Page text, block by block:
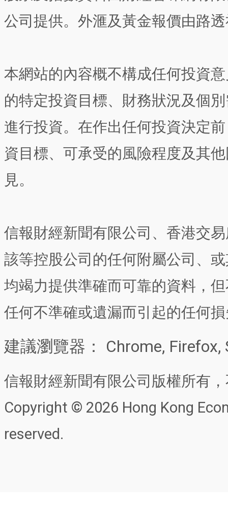
公司提供。外滙及黃金報價由路
本網站的內容概不構成任何投資
的特定投資目標、財務狀況及個
進行投資。在作出任何投資決定
資目標、可承受的風險程度及其
見。
信報財經新聞有限公司、香港交
該等控股公司的任何附屬公司、
均竭力提供準確而可靠的資料，
任何不準確或遺漏而引起的任何
建議瀏覽器： Chrome, Firefox,
信報財經新聞有限公司版權所有
Copyright © 2026 Hong Kong
reserved.